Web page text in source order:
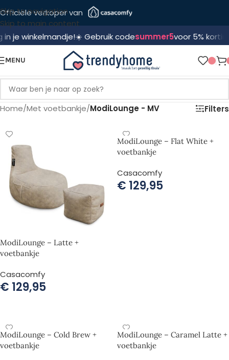
Skip to navigation
Skip to main content
Officiële verkoper van
winkelmandje!☀️ Gebruik codesummer5voor 5% korting! 🛍️
MENU
Home/Met voetbankje/ModiLounge - MV Filters
ModiLounge – Latte +
voetbankje
Casacomfy
€ 129,95
ModiLounge – Flat White +
voetbankje
Casacomfy
€ 129,95
ModiLounge – Cold Brew +
voetbankje
ModiLounge – Caramel Latte +
voetbankje